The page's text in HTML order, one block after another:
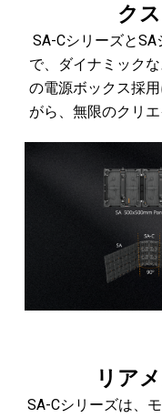
ク
SA-Cシリーズと
で、ダイナミック
の電源ボックス採
がら、無限のクリ
リア
SA-Cシリーズは、